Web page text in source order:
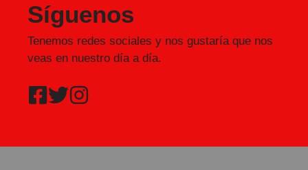
Síguenos
Tenemos redes sociales y nos gustaría que nos
veas en nuestro día a día.